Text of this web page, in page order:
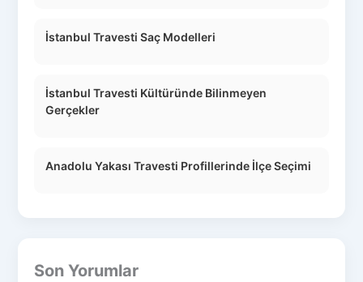
İstanbul Travesti Saç Modelleri
İstanbul Travesti Kültüründe Bilinmeyen
Gerçekler
Anadolu Yakası Travesti Profillerinde İlçe Seçimi
Son Yorumlar